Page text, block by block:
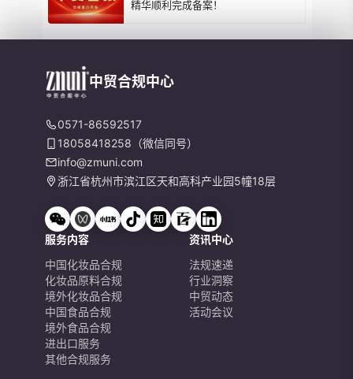
精华顺利完成备案！
中贸合规中心
0571-86592517
18058418258（微信同号）
info@zmuni.com
浙江省杭州市滨江区天和高科产业园5幢18层
服务内容
中国化妆品合规
化妆品原料合规
境外化妆品合规
中国食品合规
境外食品合规
进出口服务
其他合规服务
资讯中心
法规速递
行业洞察
中贸动态
活动会议